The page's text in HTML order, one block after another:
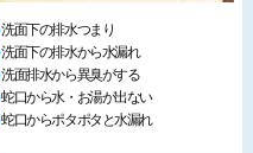
洗面下の排水つまり
洗面下の排水から水漏れ
洗面排水から異臭がする
蛇口から水・お湯が出ない
蛇口からポタポタと水漏れ